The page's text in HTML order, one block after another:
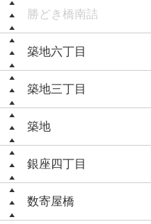
勝どき橋南詰
築地六丁目
築地三丁目
築地
銀座四丁目
数寄屋橋